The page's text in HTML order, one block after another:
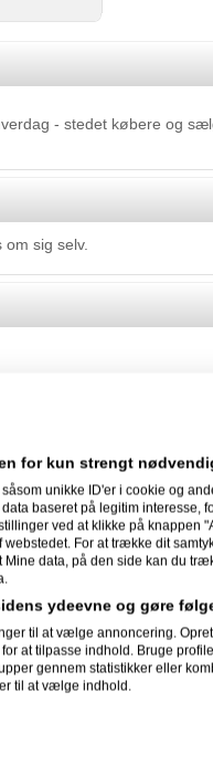
- stedet købere og
sig selv.
kan lave appi Hardware &
designere søges til vores
webshops & websites
på ebay.com - Hvordan?
for kun strengt
unikke ID'er i cookie og
baseret på legitim interesse,
ved at klikke på knappen
For at trække dit
data, på den side kan du
ydeevne og gøre
til at vælge annoncering.
at tilpasse indhold. Bruge
gennem statistikker eller
til at vælge indhold.